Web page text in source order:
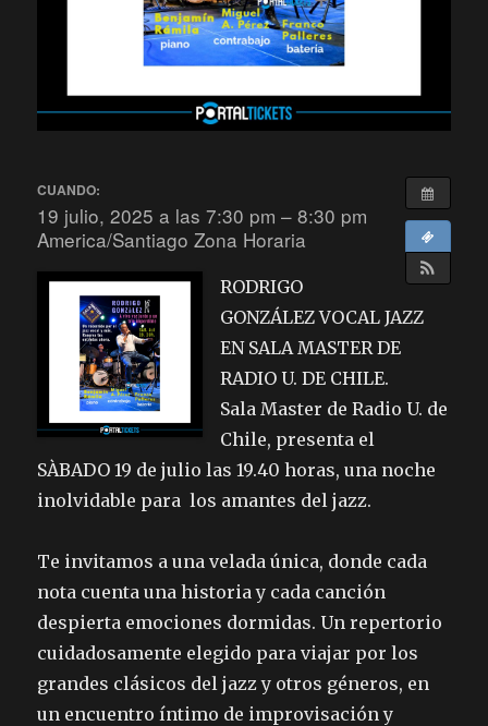
CUANDO:
19 julio, 2025 a las 7:30 pm – 8:30 pm
America/Santiago Zona Horaria
RODRIGO
GONZÁLEZ VOCAL JAZZ
EN SALA MASTER DE
RADIO U. DE CHILE.
Sala Master de Radio U. de
Chile, presenta el
SÀBADO 19 de julio las 19.40 horas, una noche
inolvidable para los amantes del jazz.
Te invitamos a una velada única, donde cada
nota cuenta una historia y cada canción
despierta emociones dormidas. Un repertorio
cuidadosamente elegido para viajar por los
grandes clásicos del jazz y otros géneros, en
un encuentro íntimo de improvisación y